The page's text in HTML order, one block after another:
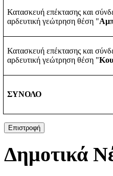
Κατασκευή επέκτασης και
αρδευτική γεώτρηση θέση "
Κατασκευή επέκτασης και
αρδευτική γεώτρηση θέση "
ΣΥΝΟΛΟ
Δημοτικά